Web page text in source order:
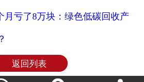
月亏了8万块：绿色低碳回收产
返回列表